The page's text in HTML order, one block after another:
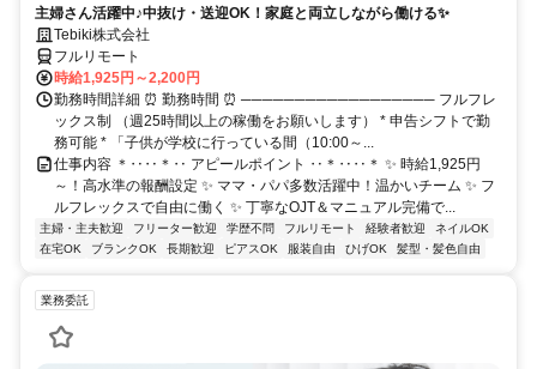
主婦さん活躍中♪中抜け・送迎OK！家庭と両立しながら働ける✨
Tebiki株式会社
フルリモート
時給1,925円～2,200円
勤務時間詳細 ⏰ 勤務時間 ⏰ ────────────────── フルフレ
ックス制 （週25時間以上の稼働をお願いします） * 申告シフトで勤
務可能 * 「子供が学校に行っている間（10:00～...
仕事内容 ＊‥‥＊‥ アピールポイント ‥＊‥‥＊ ✨ 時給1,925円
～！高水準の報酬設定 ✨ ママ・パパ多数活躍中！温かいチーム ✨ フ
ルフレックスで自由に働く ✨ 丁寧なOJT＆マニュアル完備で...
主婦・主夫歓迎 フリーター歓迎 学歴不問 フルリモート 経験者歓迎
ネイルOK
在宅OK
ブランクOK 長期歓迎 ピアスOK 服装自由 ひげOK 髪型・髪色自由
業務委託